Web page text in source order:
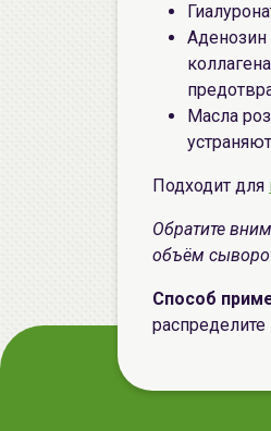
Аденозин
Масла
Подходит для
Обратите
объём
Способ